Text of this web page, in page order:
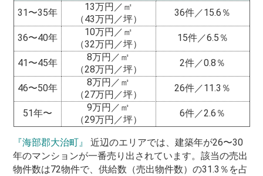
31〜35年
13万円／㎡
（43万円／坪）
36件／15.6％
36〜40年
10万円／㎡
（32万円／坪）
15件／6.5％
41〜45年
8万円／㎡
（28万円／坪）
2件／0.8％
46〜50年
8万円／㎡
（27万円／坪）
26件／11.3％
51年〜
9万円／㎡
（29万円／坪）
6件／2.6％
『海部郡大治町』
近辺のエリアでは、建築年が26〜30
年のマンションが一番売り出されています。該当の売出
物件数は72物件で、供給数（売出物件数）の31.3％を占